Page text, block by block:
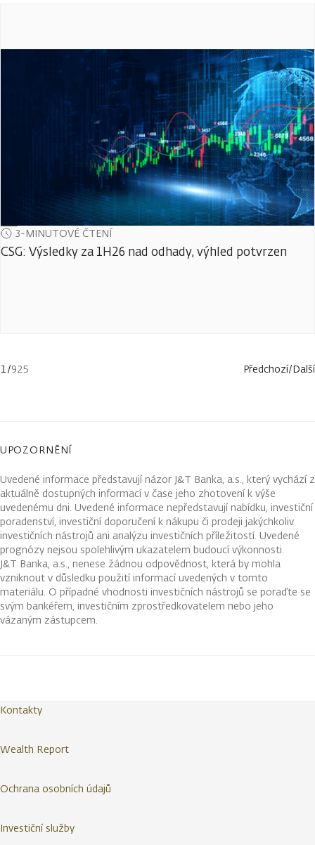
3-MINUTOVÉ ČTENÍ
CSG: Výsledky za 1H26 nad odhady, výhled potvrzen
1/925 Předchozí/Další
UPOZORNĚNÍ
Uvedené informace představují názor J&T Banka, a.s., který vychází z
aktuálně dostupných informací v čase jeho zhotovení k výše
uvedenému dni. Uvedené informace nepředstavují nabídku, investiční
poradenství, investiční doporučení k nákupu či prodeji jakýchkoliv
investičních nástrojů ani analýzu investičních příležitostí. Uvedené
prognózy nejsou spolehlivým ukazatelem budoucí výkonnosti.
J&T Banka, a.s., nenese žádnou odpovědnost, která by mohla
vzniknout v důsledku použití informací uvedených v tomto
materiálu. O případné vhodnosti investičních nástrojů se poraďte se
svým bankéřem, investičním zprostředkovatelem nebo jeho
vázaným zástupcem.
Kontakty
Wealth Report
Ochrana osobních údajů
Investiční služby